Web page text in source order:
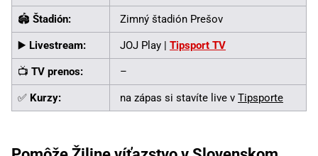
🏟️ Štadión: Zimný štadión Prešov
▶️ Livestream: JOJ Play | Tipsport TV
📺 TV prenos: –
✅ Kurzy: na zápas si stavíte live v Tipsporte